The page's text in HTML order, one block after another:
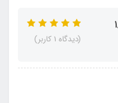
(دیدگاه 1 کاربر)